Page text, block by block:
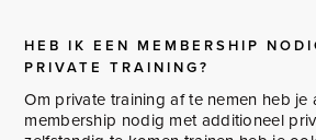
HEB IK EEN MEMBERSHIP
PRIVATE TRAINING?
Om private training af te nemen heb je
membership nodig met additioneel